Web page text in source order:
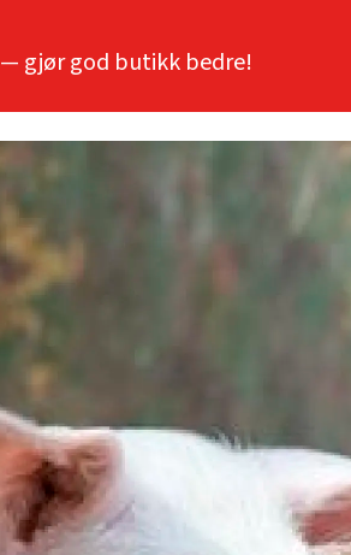
— gjør god butikk bedre!